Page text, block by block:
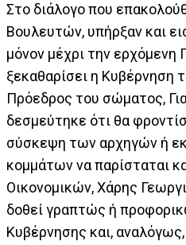
Στο διάλογο που
Βουλευτών, υπήρξαν και
μόνον μέχρι την ερχόμενη
ξεκαθαρίσει η Κυβέρνηση
Πρόεδρος του σώματος,
δεσμεύτηκε ότι θα
σύσκεψη των αρχηγών ή
κομμάτων να παρίσταται
Οικονομικών, Χάρης
δοθεί γραπτώς ή
Κυβέρνησης και,